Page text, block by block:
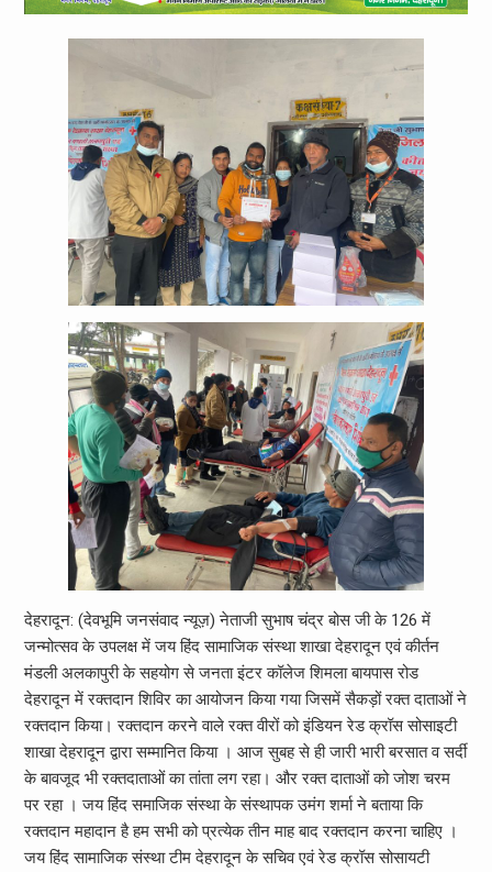
देहरादून: (देवभूमि जनसंवाद न्यूज़) नेताजी सुभाष चंद्र बोस जी के 126 में
जन्मोत्सव के उपलक्ष में जय हिंद सामाजिक संस्था शाखा देहरादून एवं कीर्तन
मंडली अलकापुरी के सहयोग से जनता इंटर कॉलेज शिमला बायपास रोड
देहरादून में रक्तदान शिविर का आयोजन किया गया जिसमें सैकड़ों रक्त दाताओं ने
रक्तदान किया। रक्तदान करने वाले रक्त वीरों को इंडियन रेड क्रॉस सोसाइटी
शाखा देहरादून द्वारा सम्मानित किया । आज सुबह से ही जारी भारी बरसात व सर्दी
के बावजूद भी रक्तदाताओं का तांता लग रहा। और रक्त दाताओं को जोश चरम
पर रहा । जय हिंद समाजिक संस्था के संस्थापक उमंग शर्मा ने बताया कि
रक्तदान महादान है हम सभी को प्रत्येक तीन माह बाद रक्तदान करना चाहिए ।
जय हिंद सामाजिक संस्था टीम देहरादून के सचिव एवं रेड क्रॉस सोसायटी